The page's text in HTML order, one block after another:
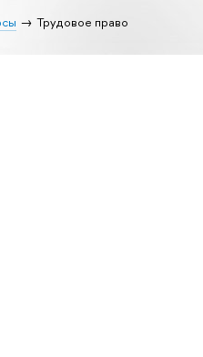
Трудовое право